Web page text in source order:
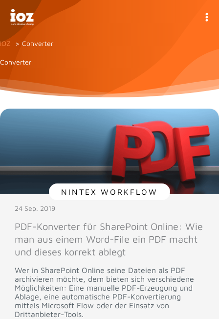
Inhalt
springen
IOZ Converter
Converter
NINTEX WORKFLOW
24 Sep. 2019
PDF-Konverter für SharePoint Online: Wie
man aus einem Word-File ein PDF macht
und dieses korrekt ablegt
Wer in SharePoint Online seine Dateien als PDF
archivieren möchte, dem bieten sich verschiedene
Möglichkeiten: Eine manuelle PDF-Erzeugung und
Ablage, eine automatische PDF-Konvertierung
mittels Microsoft Flow oder der Einsatz von
Drittanbieter-Tools.